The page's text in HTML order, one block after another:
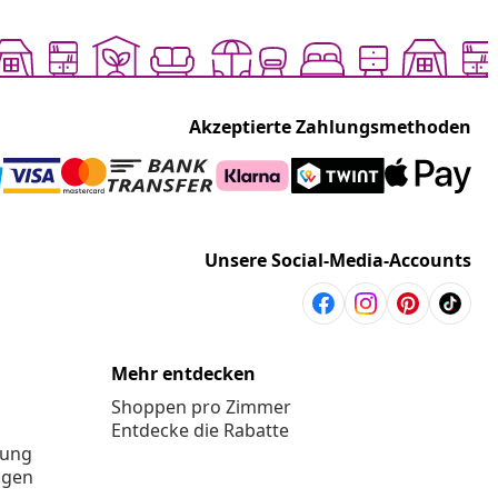
Akzeptierte Zahlungsmethoden
Unsere Social-Media-Accounts
Mehr entdecken
Shoppen pro Zimmer
Entdecke die Rabatte